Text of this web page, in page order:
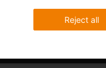
Reject all